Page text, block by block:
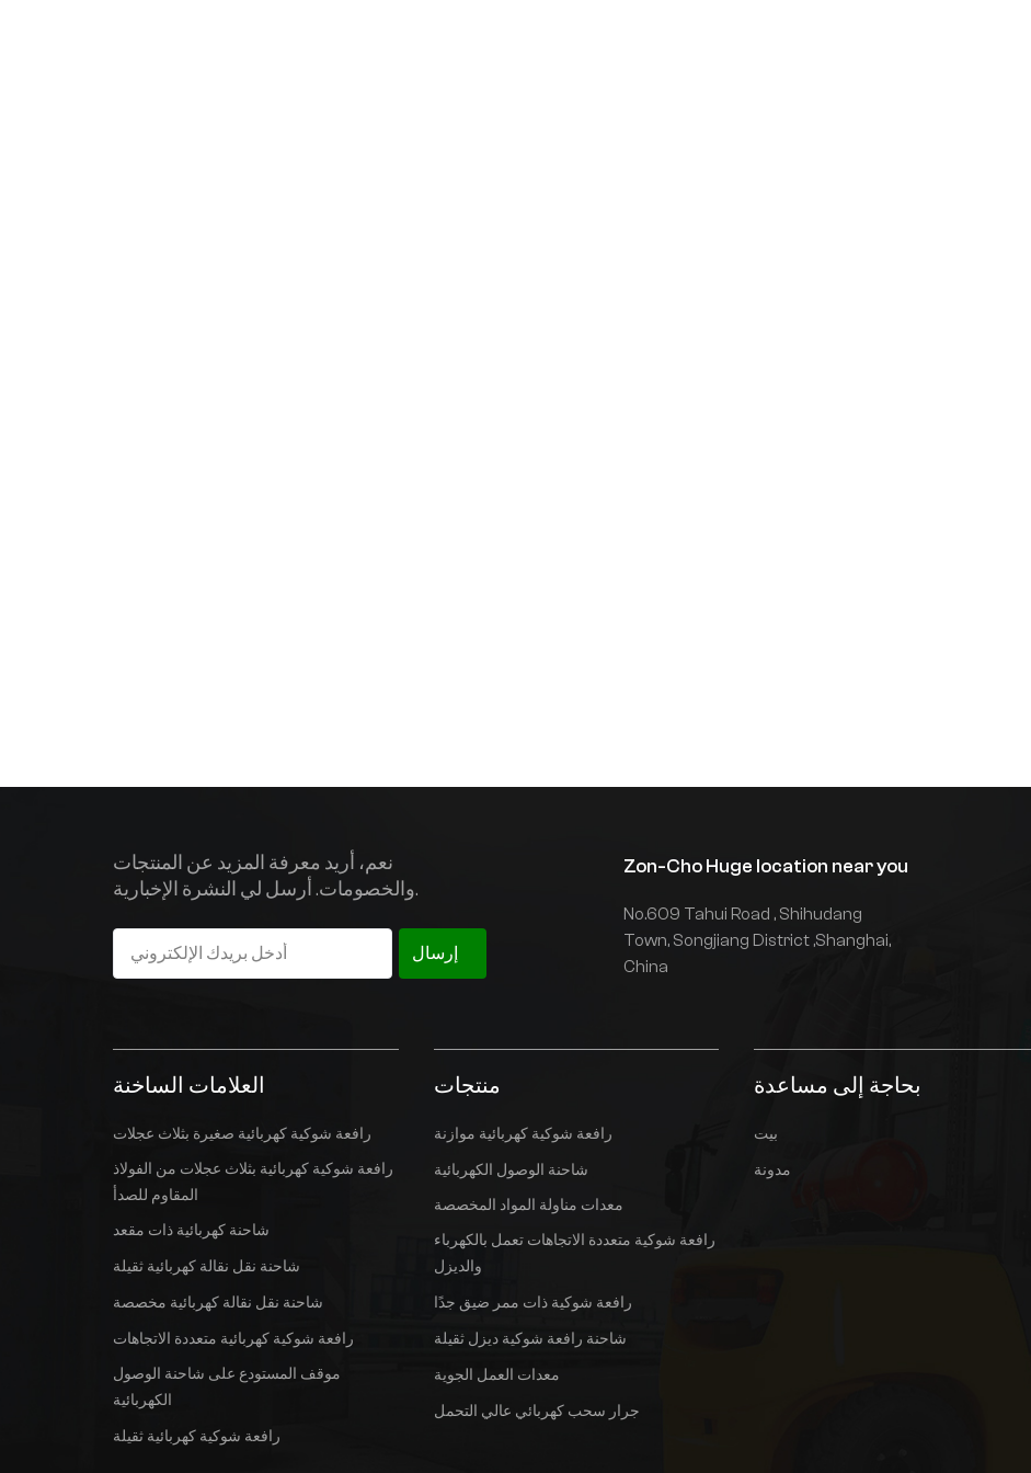
نعم، أريد معرفة المزيد عن المنتجات
والخصومات. أرسل لي النشرة الإخبارية.
إرسال
Zon-Cho Huge location near you
No.609 Tahui Road , Shihudang
Town, Songjiang District ,Shanghai,
China
العلامات الساخنة
رافعة شوكية كهربائية صغيرة بثلاث عجلات
رافعة شوكية كهربائية بثلاث عجلات من الفولاذ
المقاوم للصدأ
شاحنة كهربائية ذات مقعد
شاحنة نقل نقالة كهربائية ثقيلة
شاحنة نقل نقالة كهربائية مخصصة
رافعة شوكية كهربائية متعددة الاتجاهات
موقف المستودع على شاحنة الوصول
الكهربائية
رافعة شوكية كهربائية ثقيلة
منتجات
رافعة شوكية كهربائية موازنة
شاحنة الوصول الكهربائية
معدات مناولة المواد المخصصة
رافعة شوكية متعددة الاتجاهات تعمل بالكهرباء
والديزل
رافعة شوكية ذات ممر ضيق جدًا
شاحنة رافعة شوكية ديزل ثقيلة
معدات العمل الجوية
جرار سحب كهربائي عالي التحمل
بحاجة إلى مساعدة
بيت
مدونة